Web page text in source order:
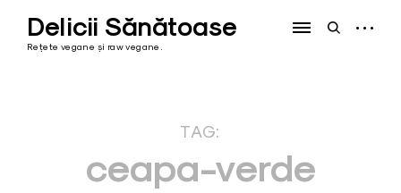
contentDelicii Sănătoase
Rețete vegane și raw vegane.
openopen
TAG:
ceapa-verde